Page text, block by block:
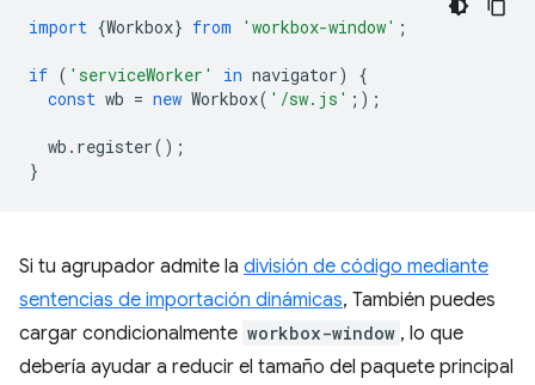
import {Workbox} from 'workbox-window' ;
if ( 'serviceWorker' in navigator)
{
const wb = new Workbox( '/sw.js' ; );
wb . register();
}
Si tu agrupador admite la división de código mediante
sentencias de importación dinámicas, También puedes
cargar condicionalmente workbox-window , lo que
debería ayudar a reducir el tamaño del paquete principal